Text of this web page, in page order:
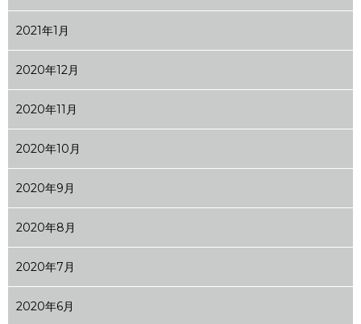
2021年1月
2020年12月
2020年11月
2020年10月
2020年9月
2020年8月
2020年7月
2020年6月